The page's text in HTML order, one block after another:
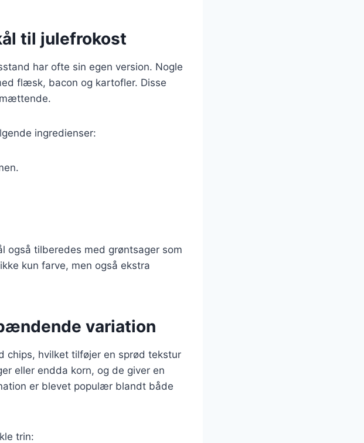
til julefrokost
har ofte sin egen version. Nogle
flæsk, bacon og kartofler. Disse
ingredienser:
også tilberedes med grøntsager som
kun farve, men også ekstra
variation
chips, hvilket tilføjer en sprød tekstur
eller endda korn, og de giver en
er blevet populær blandt både
trin: